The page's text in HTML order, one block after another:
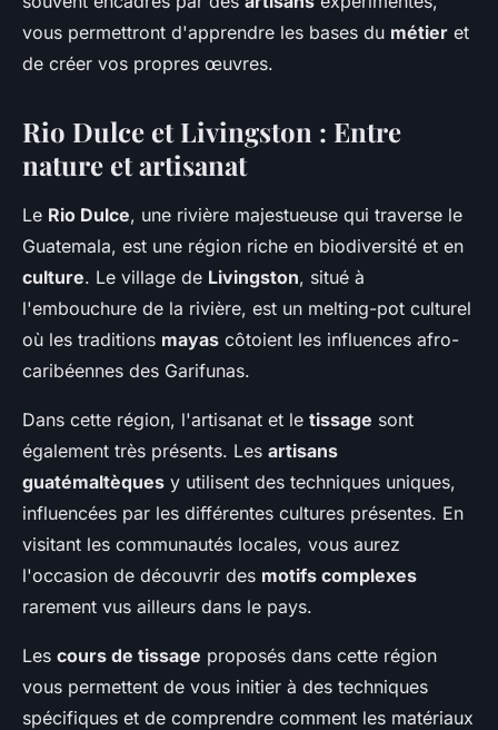
vous permettront d'apprendre les bases du métier et
de créer vos propres œuvres.
Rio Dulce et Livingston : Entre
nature et artisanat
Le Rio Dulce, une rivière majestueuse qui traverse le
Guatemala, est une région riche en biodiversité et en
culture. Le village de Livingston, situé à
l'embouchure de la rivière, est un melting-pot culturel
où les traditions mayas côtoient les influences afro-
caribéennes des Garifunas.
Dans cette région, l'artisanat et le tissage sont
également très présents. Les artisans
guatémaltèques y utilisent des techniques uniques,
influencées par les différentes cultures présentes. En
visitant les communautés locales, vous aurez
l'occasion de découvrir des motifs complexes
rarement vus ailleurs dans le pays.
Les cours de tissage proposés dans cette région
vous permettent de vous initier à des techniques
spécifiques et de comprendre comment les matériaux